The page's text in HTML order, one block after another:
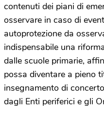
contenuti dei piani di
osservare in caso di
autoprotezione da
indispensabile una
dalle scuole primarie,
possa diventare a pieno
insegnamento di
dagli Enti periferici e gli